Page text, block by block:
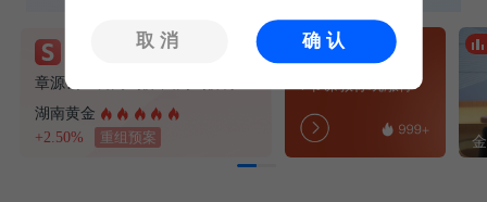
钨价上涨
湖南黄金
+2.50%
重组预案
免费领福利！
取消 确认